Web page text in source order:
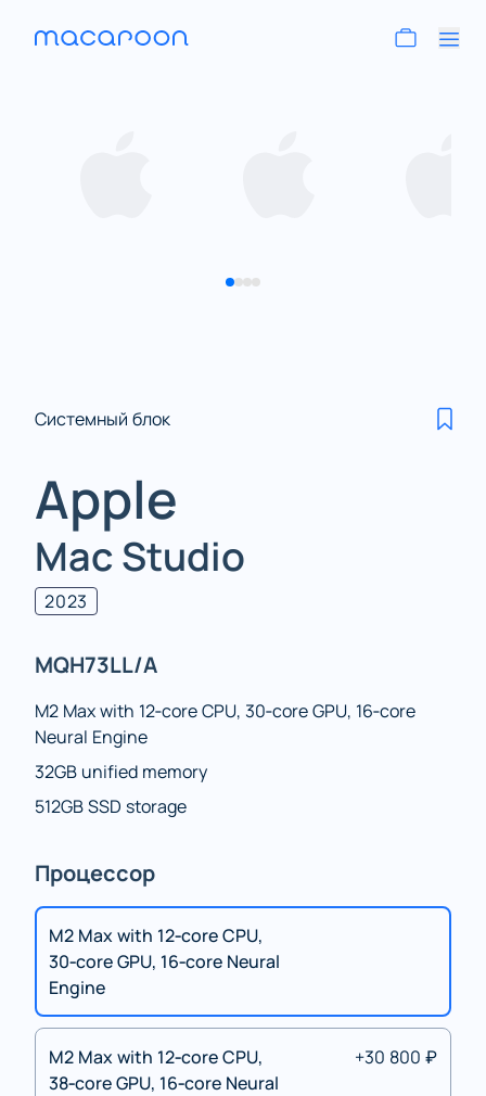
Системный блок
Apple
Mac Studio
2023
MQH73LL/A
M2 Max with 12‑core CPU, 30‑core GPU, 16‑core
Neural Engine
32GB unified memory
512GB SSD storage
Процессор
M2 Max with 12‑core CPU,
30‑core GPU, 16‑core Neural
Engine
M2 Max with 12‑core CPU,
38‑core GPU, 16‑core Neural
+30 800 ₽